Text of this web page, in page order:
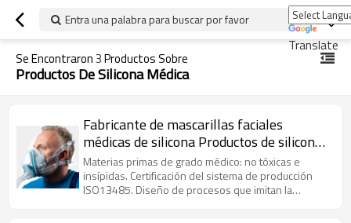
Translate
Entra una palabra para buscar por favor
Se Encontraron3Productos Sobre
Productos De Silicona Médica
Fabricante de mascarillas faciales
médicas de silicona Productos de silicona
médica Moldeo de silicona médica
Materias primas de grado médico: no tóxicas e
insípidas. Certificación del sistema de producción
ISO13485. Diseño de procesos que imitan la